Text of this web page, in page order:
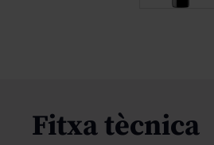
Fitxa tècnica